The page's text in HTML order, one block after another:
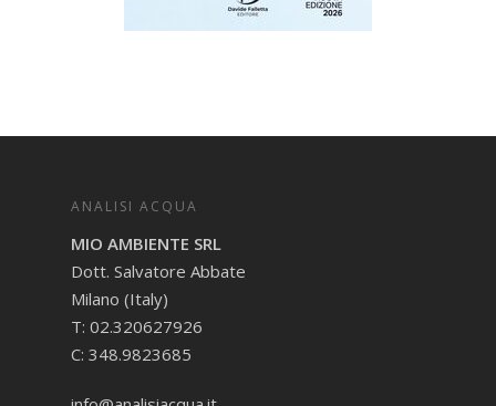
ANALISI ACQUA
MIO AMBIENTE SRL
Dott. Salvatore Abbate
Milano (Italy)
T: 02.320627926
C: 348.9823685